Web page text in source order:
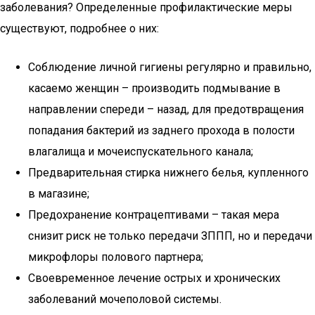
заболевания? Определенные профилактические меры
существуют, подробнее о них:
Соблюдение личной гигиены регулярно и правильно,
касаемо женщин – производить подмывание в
направлении спереди – назад, для предотвращения
попадания бактерий из заднего прохода в полости
влагалища и мочеиспускательного канала;
Предварительная стирка нижнего белья, купленного
в магазине;
Предохранение контрацептивами – такая мера
снизит риск не только передачи ЗППП, но и передачи
микрофлоры полового партнера;
Своевременное лечение острых и хронических
заболеваний мочеполовой системы.